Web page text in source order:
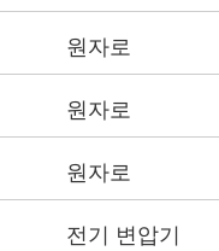
원자로
원자로
원자로
전기 변압기